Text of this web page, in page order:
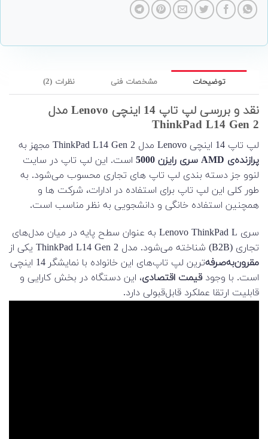
توضیحات مشخصات فنی نظرات (2)
نقد و بررسی لپ تاپ 14 اینچی Lenovo مدل
ThinkPad L14 Gen 2
لپ تاپ 14 اینچی Lenovo مدل ThinkPad L14 Gen 2 مجهز به
پرازنده‌ی AMD سری رایزن 5000
است. این لپ تاپ در سایت
لنوو جز دسته بندی لپ تاپ های تجاری محسوب می‌شود. به
طور کلی این لپ تاپ برای استفاده در ادارات، شرکت ها و
همچنین استفاده خانگی و دانشجویی به نظر مناسب است.
سری Lenovo ThinkPad L به عنوان سطح پایه در میان مدل‌های
تجاری (B2B) شناخته می‌شود. مدل ThinkPad L14 Gen 2 یکی از
مقرون‌به‌صرفه‌
ترین لپ تاپ‌های این خانواده با نمایشگر 14 اینچی
است. با وجودقیمت اقتصادی، این دستگاه در بخش کارایی و
قابلیت ارتقا عملکرد قابل‌قبولی دارد.